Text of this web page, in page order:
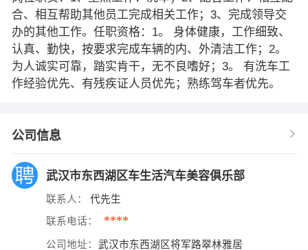
合、相互帮助其他员工完成相关工作；3、完成领导交
办的其他工作。任职资格：1。 身体健康，工作细致、
认真、勤快，按要求完成车辆的内、外清洁工作；2。
为人诚实可靠，踏实肯干，无不良嗜好；3。 有洗车工
作经验优先、有残疾证人员优先；熟练驾车者优先。
公司信息
武汉市东西湖区车生活汽车美容俱乐部
联系人： 代先生
联系电话： ****
公司地址： 武汉市东西湖区将军路翠林雅居